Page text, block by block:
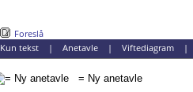
Foreslå
Kun tekst| Anetavle| Viftediagram|
= Ny anetavle